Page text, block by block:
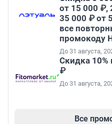
от 15 000 ₽,
35 000 ₽ от
все
промокоду
До 31 августа,
Скидка 10%
₽
До 31 августа,
Все